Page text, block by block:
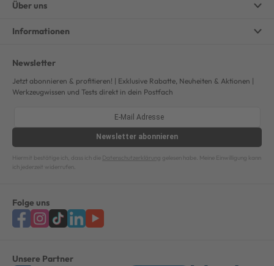
Über uns
Informationen
Newsletter
Jetzt abonnieren & profitieren! | Exklusive Rabatte, Neuheiten & Aktionen |
Werkzeugwissen und Tests direkt in dein Postfach
Newsletter abonnieren
Hiermit bestätige ich, dass ich die Datenschutzerklärung gelesen habe. Meine Einwilligung kann
ich jederzeit widerrufen.
Folge uns
Unsere Partner